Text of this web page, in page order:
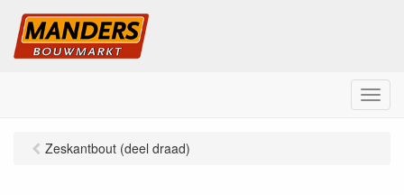
M
e
Zeskantbout (deel draad)